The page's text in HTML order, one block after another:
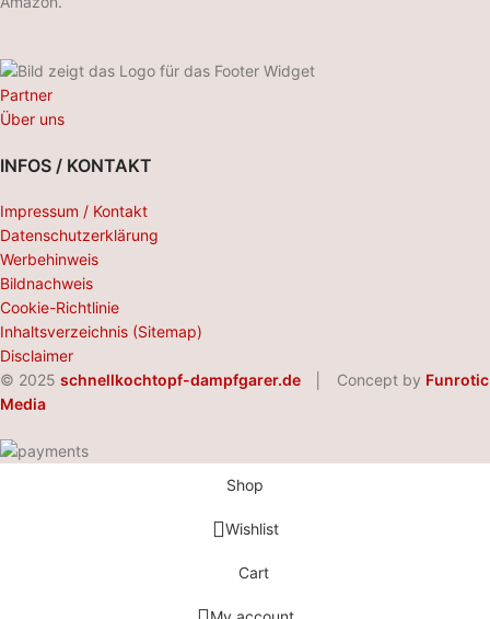
Partner
Über uns
INFOS / KONTAKT
Impressum / Kontakt
Datenschutzerklärung
Werbehinweis
Bildnachweis
Cookie-Richtlinie
Inhaltsverzeichnis (Sitemap)
Disclaimer
© 2025 schnellkochtopf-dampfgarer.de │ Concept by Funrotic
Media
Shop
Wishlist
Cart